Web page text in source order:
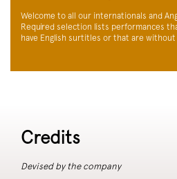
Welcome to all our internationals and
Required selection lists performances
have English surtitles or that are
Credits
Devised by the company